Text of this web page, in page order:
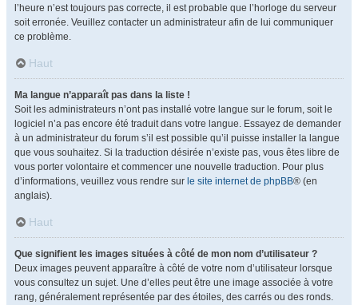
l’heure n’est toujours pas correcte, il est probable que l’horloge du serveur
soit erronée. Veuillez contacter un administrateur afin de lui communiquer
ce problème.
Haut
Ma langue n’apparaît pas dans la liste !
Soit les administrateurs n’ont pas installé votre langue sur le forum, soit le
logiciel n’a pas encore été traduit dans votre langue. Essayez de demander
à un administrateur du forum s’il est possible qu’il puisse installer la langue
que vous souhaitez. Si la traduction désirée n’existe pas, vous êtes libre de
vous porter volontaire et commencer une nouvelle traduction. Pour plus
d’informations, veuillez vous rendre sur le site internet de phpBB® (en
anglais).
Haut
Que signifient les images situées à côté de mon nom d’utilisateur ?
Deux images peuvent apparaître à côté de votre nom d’utilisateur lorsque
vous consultez un sujet. Une d’elles peut être une image associée à votre
rang, généralement représentée par des étoiles, des carrés ou des ronds.